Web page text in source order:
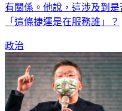
有關係。他說，這涉及到
「這條捷運是在服務誰」？
政治